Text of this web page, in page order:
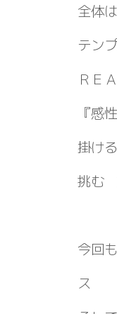
全体
テン
ＲＥ
『感
掛け
挑む
今回
ス